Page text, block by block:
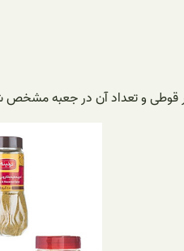
هر قوطی و تعداد آن در جعبه